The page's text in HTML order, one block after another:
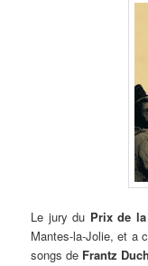
Le jury du Prix de
Mantes-la-Jolie, et a
songs de Frantz